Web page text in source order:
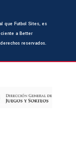
que Futbol Sites, es
a Better
reservados.